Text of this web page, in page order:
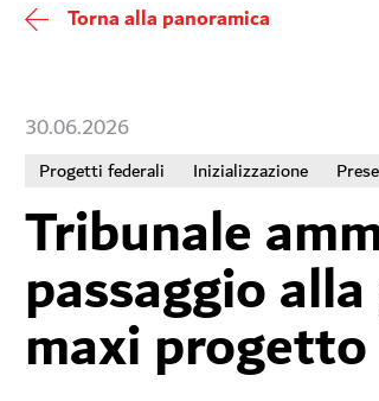
Torna alla panoramica
30.06.2026
Progetti federali Inizializzazione
Tribunale
passaggio
maxi progetto